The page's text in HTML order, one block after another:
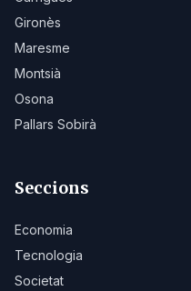
Gironès
Maresme
Montsià
Osona
Pallars Sobirà
Seccions
Economia
Tecnologia
Societat